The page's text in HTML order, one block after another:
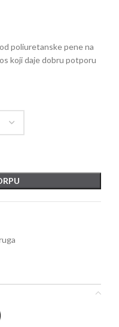
poliuretanske pene na
koji daje dobru potporu